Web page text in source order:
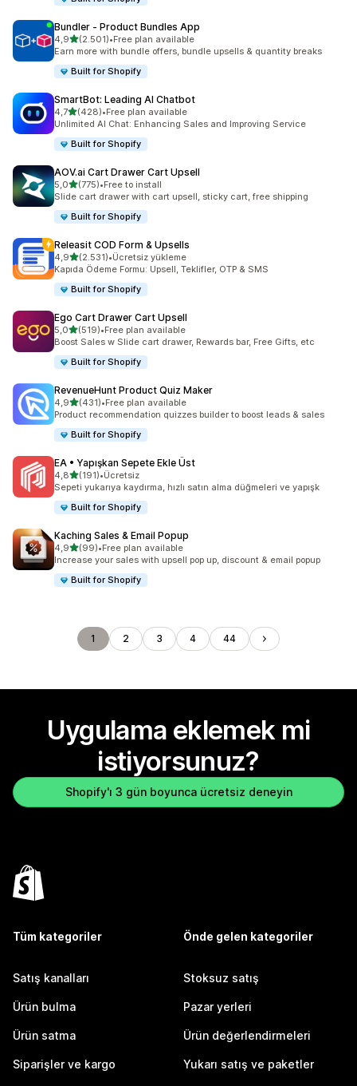
Bundler ‑ Product Bundles App
4,95 yıldız üzerinden
(2.501)
toplam 2501 değerlendirme
•Free plan available
Earn more with bundle offers, bundle upsells & quantity breaks
Built for Shopify
SmartBot: Leading AI Chatbot
4,75 yıldız üzerinden
(428)
toplam 428 değerlendirme
•Free plan available
Unlimited AI Chat: Enhancing Sales and Improving Service
Built for Shopify
AOV.ai Cart Drawer Cart Upsell
5,05 yıldız üzerinden
(775)
toplam 775 değerlendirme
•Free to install
Slide cart drawer with cart upsell, sticky cart, free shipping
Built for Shopify
Releasit COD Form & Upsells
4,95 yıldız üzerinden
(2.531)
toplam 2531 değerlendirme
•Ücretsiz yükleme
Kapıda Ödeme Formu: Upsell, Teklifler, OTP & SMS
Built for Shopify
Ego Cart Drawer Cart Upsell
5,05 yıldız üzerinden
(519)
toplam 519 değerlendirme
•Free plan available
Boost Sales w Slide cart drawer, Rewards bar, Free Gifts, etc
Built for Shopify
RevenueHunt Product Quiz Maker
4,95 yıldız üzerinden
(431)
toplam 431 değerlendirme
•Free plan available
Product recommendation quizzes builder to boost leads & sales
Built for Shopify
EA • Yapışkan Sepete Ekle Üst
4,85 yıldız üzerinden
(191)
toplam 191 değerlendirme
•Ücretsiz
Sepeti yukarıya kaydırma, hızlı satın alma düğmeleri ve yapışk
Built for Shopify
Kaching Sales & Email Popup
4,95 yıldız üzerinden
(99)
toplam 99 değerlendirme
•Free plan available
Increase your sales with upsell pop up, discount & email popup
Built for Shopify
1 2 3 4 44
Uygulama eklemek mi
istiyorsunuz?
Shopify'ı 3 gün boyunca ücretsiz deneyin
Tüm kategoriler
Satış kanalları
Ürün bulma
Ürün satma
Siparişler ve kargo
Önde gelen kategoriler
Stoksuz satış
Pazar yerleri
Ürün değerlendirmeleri
Yukarı satış ve paketler